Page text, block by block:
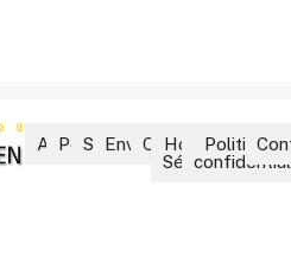
Accueil
Politique
Société
Environnement
CultureHors-
Séries
Politique